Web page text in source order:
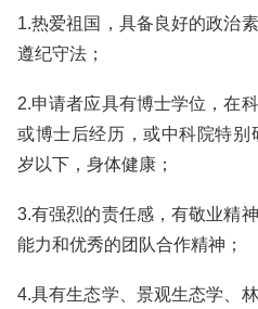
1.热爱祖国，具备良好的政治
遵纪守法；
2.申请者应具有博士学位，在
或博士后经历，或中科院特别
岁以下，身体健康；
3.有强烈的责任感，有敬业精
能力和优秀的团队合作精神；
4.具有生态学、景观生态学、